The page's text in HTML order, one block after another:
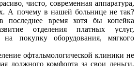
чисто, современная аппаратура,
А почему в нашей больнице не так?
последнее время хотя бы копейка
отделения платных услуг,
на покупку оборудования, мягкого
офтальмологической клиники не
должного комфорта за свои деньги,